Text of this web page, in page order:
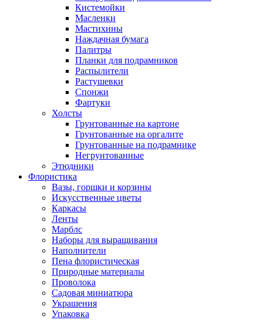
Кистемойки
Масленки
Мастихины
Наждачная бумага
Палитры
Планки для подрамников
Распылители
Растушевки
Спонжи
Фартуки
Холсты
Грунтованные на картоне
Грунтованные на оргалите
Грунтованные на подрамнике
Негрунтованные
Этюдники
Флористика
Вазы, горшки и корзины
Искусственные цветы
Каркасы
Ленты
Марблс
Наборы для выращивания
Наполнители
Пена флористическая
Природные материалы
Проволока
Садовая миниатюра
Украшения
Упаковка